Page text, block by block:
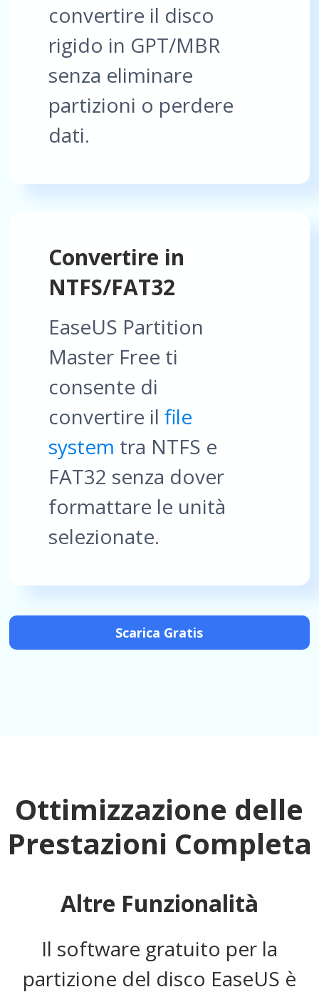
convertire il disco
rigido in GPT/MBR
senza eliminare
partizioni o perdere
dati.
Convertire in
NTFS/FAT32
EaseUS Partition
Master Free ti
consente di
convertire ilfile
system tra NTFS e
FAT32 senza dover
formattare le unità
selezionate.
Scarica Gratis
Ottimizzazione delle
Prestazioni Completa
Altre Funzionalità
Il software gratuito per la
partizione del disco EaseUS è